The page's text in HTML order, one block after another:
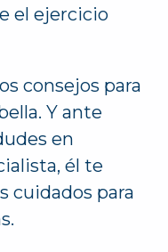
el ejercicio
consejos para
Y ante
en
él te
cuidados para